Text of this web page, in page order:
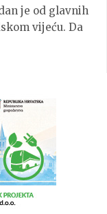
je od glavnih
vijeću. Da